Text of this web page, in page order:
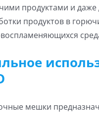
продуктами и даже
продуктов в
мешки